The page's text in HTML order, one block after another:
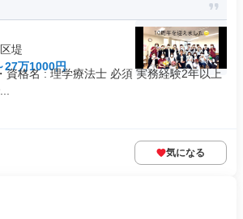
堤
27万1000円
資格名 : 理学療法士 必須 実務経験2年以上
気になる